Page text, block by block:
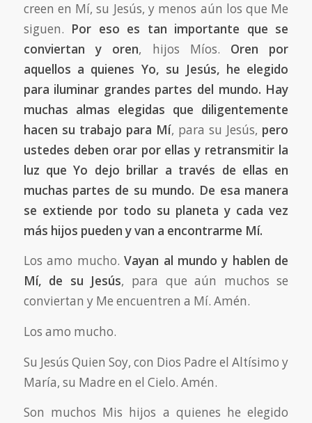
creen en Mí, su Jesús, y menos aún los que Me
siguen. Por eso es tan importante que se
conviertan y oren, hijos Míos. Oren por
aquellos a quienes Yo, su Jesús, he elegido
para iluminar grandes partes del mundo. Hay
muchas almas elegidas que diligentemente
hacen su trabajo para Mí, para su Jesús, pero
ustedes deben orar por ellas y retransmitir la
luz que Yo dejo brillar a través de ellas en
muchas partes de su mundo. De esa manera
se extiende por todo su planeta y cada vez
más hijos pueden y van a encontrarme Mí.
Los amo mucho.Vayan al mundo y hablen de
Mí, de su Jesús, para que aún muchos se
conviertan y Me encuentren a Mí. Amén.
Los amo mucho.
Su Jesús Quien Soy, con Dios Padre el Altísimo y
María, su Madre en el Cielo. Amén.
Son muchos Mis hijos a quienes he elegido